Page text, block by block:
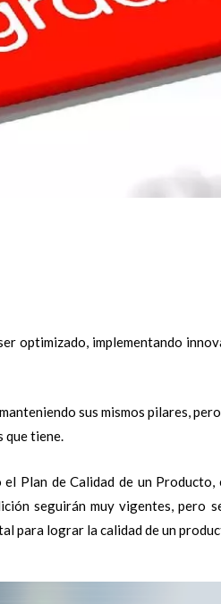
optimizado, implementando
sus mismos pilares,
que tiene.
Plan de Calidad de un
seguirán muy vigentes, pero
para lograr la calidad de un